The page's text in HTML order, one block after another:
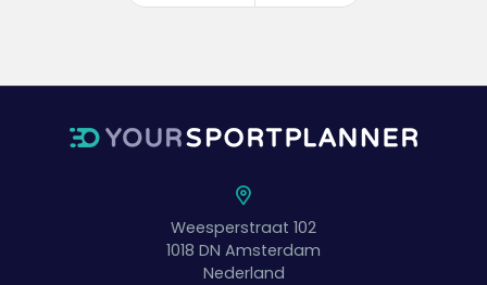
Weesperstraat 102
1018 DN Amsterdam
Nederland